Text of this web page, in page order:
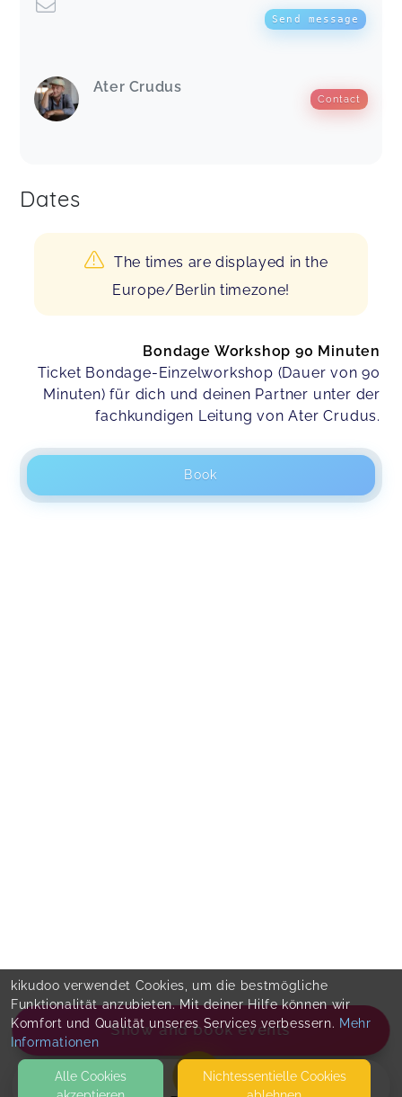
Send message
Ater Crudus
Contact
Dates
The times are displayed in the
Europe/Berlin timezone!
Bondage Workshop 90 Minuten
Ticket Bondage-Einzelworkshop (Dauer von 90
Minuten) für dich und deinen Partner unter der
fachkundigen Leitung von Ater Crudus.
Book
Show and book events
kikudoo verwendet Cookies, um die bestmögliche
Funktionalität anzubieten. Mit deiner Hilfe können wir
Komfort und Qualität unseres Services verbessern. Mehr
Informationen
Alle Cookies
Nicht­essentielle Cookies